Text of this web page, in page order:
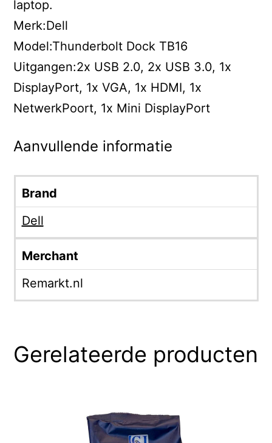
laptop.
Merk:Dell
Model:Thunderbolt Dock TB16
Uitgangen:2x USB 2.0, 2x USB 3.0, 1x
DisplayPort, 1x VGA, 1x HDMI, 1x
NetwerkPoort, 1x Mini DisplayPort
Aanvullende informatie
Brand
Dell
Merchant
Remarkt.nl
Gerelateerde producten